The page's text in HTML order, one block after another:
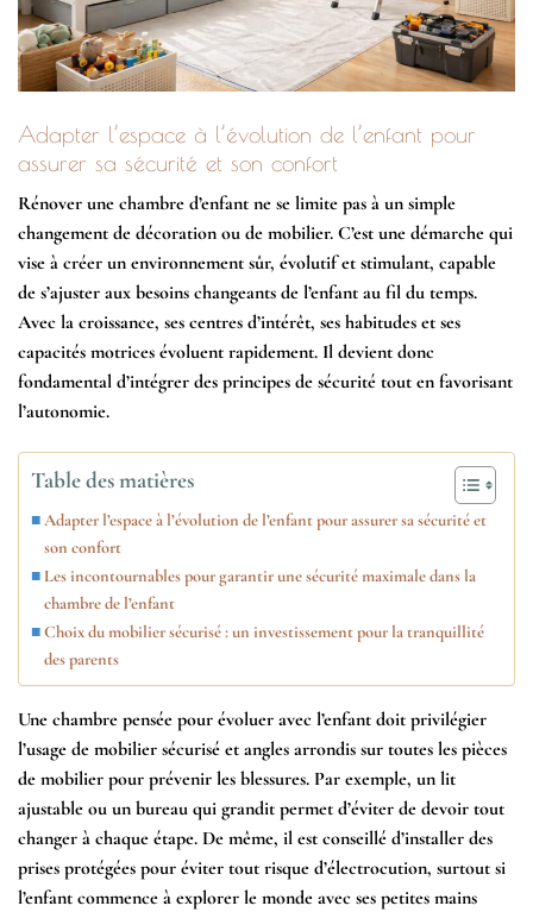
Adapter l’espace à l’évolution de l’enfant pour
assurer sa sécurité et son confort
Rénover une chambre d’enfant ne se limite pas à un simple
changement de décoration ou de mobilier. C’est une démarche qui
vise à créer un environnement sûr, évolutif et stimulant, capable
de s’ajuster aux besoins changeants de l’enfant au fil du temps.
Avec la croissance, ses centres d’intérêt, ses habitudes et ses
capacités motrices évoluent rapidement. Il devient donc
fondamental d’intégrer des principes de sécurité tout en favorisant
l’autonomie.
Table des matières
Adapter l’espace à l’évolution de l’enfant pour assurer sa sécurité et
son confort
Les incontournables pour garantir une sécurité maximale dans la
chambre de l’enfant
Choix du mobilier sécurisé : un investissement pour la tranquillité
des parents
Une chambre pensée pour évoluer avec l’enfant doit privilégier
l’usage de mobilier sécurisé et angles arrondis sur toutes les pièces
de mobilier pour prévenir les blessures. Par exemple, un lit
ajustable ou un bureau qui grandit permet d’éviter de devoir tout
changer à chaque étape. De même, il est conseillé d’installer des
prises protégées pour éviter tout risque d’électrocution, surtout si
l’enfant commence à explorer le monde avec ses petites mains